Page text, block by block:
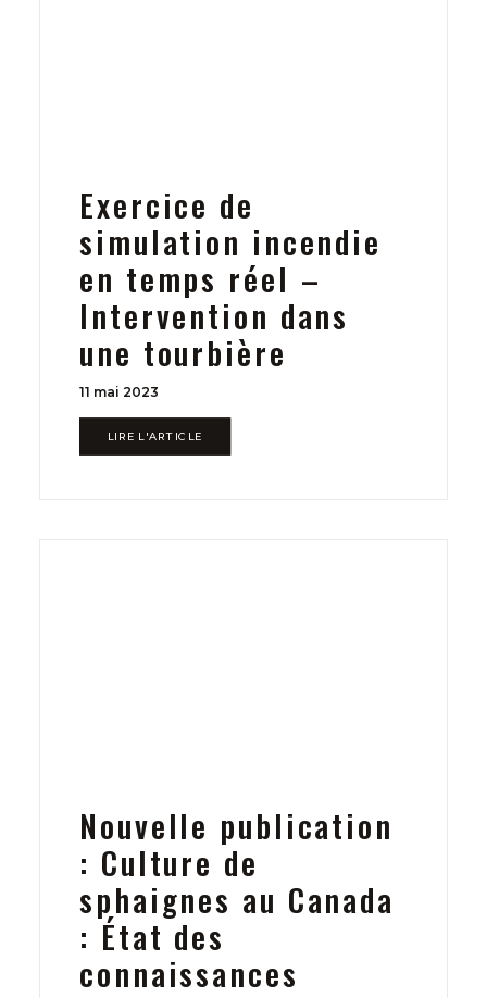
Exercice de
simulation incendie
en temps réel –
Intervention dans
une tourbière
11 mai 2023
LIRE L'ARTICLE
Nouvelle publication
: Culture de
sphaignes au Canada
: État des
connaissances